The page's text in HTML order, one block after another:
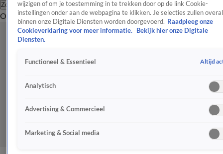
Zoeken
OverzichtEntertainmentSpraakmakendRealityCrimeVideo's
wijzigen of om je toestemming in te trekken door op de link Cookie-
instellingen onder aan de webpagina te klikken. Je selecties zullen overal
binnen onze Digitale Diensten worden doorgevoerd. Raadpleeg onze
Cookieverklaring voor meer informatie.
Bekijk hier onze Digitale
Diensten.
Functioneel & Essentieel Altijd
Analytisch
Advertising & Commercieel
Marketing & Social media